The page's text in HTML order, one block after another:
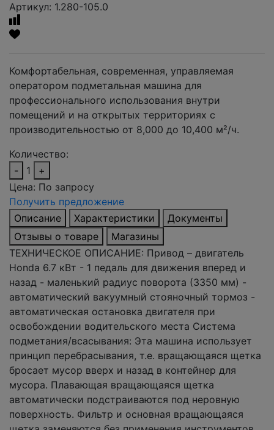
Артикул: 1.280-105.0
Комфортабельная, современная, управляемая
оператором подметальная машина для
профессионального использования внутри
помещений и на открытых территориях с
производительностью от 8,000 до 10,400 м²/ч.
Количество:
-
1
+
Цена: По запросу
Получить предложение
Описание
Характеристики
Документы
Отзывы о товаре
Магазины
ТЕХНИЧЕСКОЕ ОПИСАНИЕ: Привод – двигатель
Honda 6.7 кВт - 1 педаль для движения вперед и
назад - маленький радиус поворота (3350 мм) -
автоматический вакуумный стояночный тормоз -
автоматическая остановка двигателя при
освобождении водительского места Система
подметания/всасывания: Эта машина использует
принцип перебрасывания, т.е. вращающаяся щетка
бросает мусор вверх и назад в контейнер для
мусора. Плавающая вращающаяся щетка
автоматически подстраиваются под неровную
поверхность. Фильтр и основная вращающаяся